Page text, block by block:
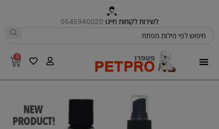
לשירות לקוחות חייגו 0545940020
0